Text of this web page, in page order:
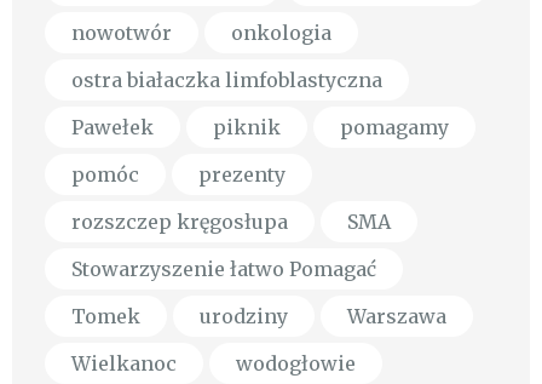
nowotwór
onkologia
ostra białaczka limfoblastyczna
Pawełek
piknik
pomagamy
pomóc
prezenty
rozszczep kręgosłupa
SMA
Stowarzyszenie łatwo Pomagać
Tomek
urodziny
Warszawa
Wielkanoc
wodogłowie